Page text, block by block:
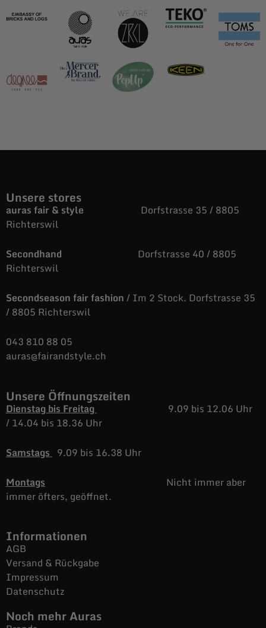
Unsere stores
auras fair & style Dorfstrasse 35 / 8805
Richterswil
Secondhand Dorfstrasse 40 / 8805
Richterswil
Secondseason fair fashion/ Im 2 Stock. Dorfstrasse 35
/ 8805 Richterswil
043 810 88 05
auras@fairandstyle.ch
Unsere Öffnungszeiten
Dienstag bis Freitag
9.09 bis 12.06 Uhr
/14.04 bis 18.36 Uhr
Samstags 9.09 bis 16.38 Uhr
Montags
Nicht immer aber
immer öfters, geöffnet.
Informationen
AGB
Versand & Rückgabe
Impressum
Datenschutz
Noch mehr Auras